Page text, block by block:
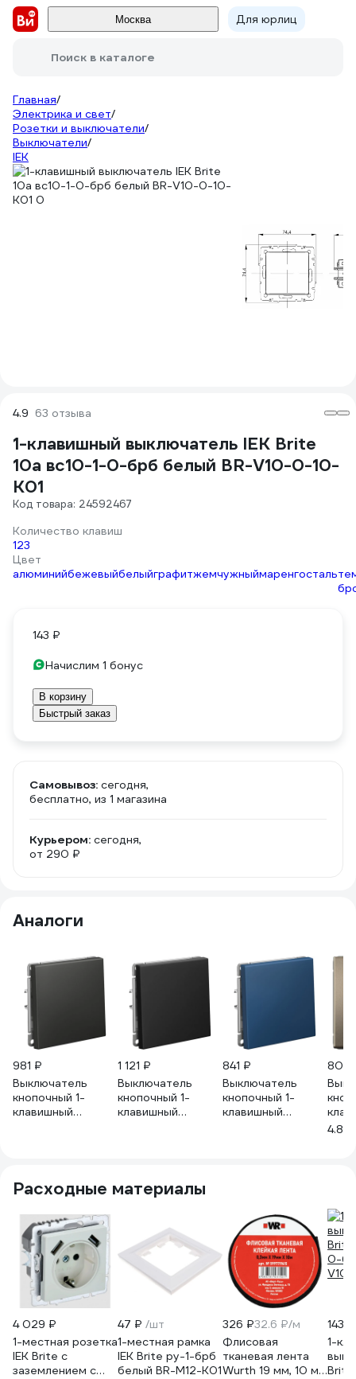
Москва Для юрлиц
Поиск в каталоге
Главная/
Электрика и свет/
Розетки и выключатели/
Выключатели/
IEK
4.9 63 отзыва
1-клавишный выключатель IEK Brite
10а вс10-1-0-брб белый BR-V10-0-10-
K01
Код товара: 24592467
Количество клавиш
123
Цвет
алюминийбежевыйбелыйграфитжемчужныймаренгосталь
143 ₽
Начислим 1 бонус
В корзину
Быстрый заказ
Самовывоз: сегодня,
бесплатно, из 1 магазина
Курьером: сегодня,
от 290 ₽
Аналоги
981 ₽
Выключатель
кнопочный 1-
клавишный
Electric Базальт
GAL001415S
1 121 ₽
Выключатель
кнопочный 1-
клавишный
Electric Карбон
GAL001015S
841 ₽
Выключатель
кнопочный 1-
клавишный
801
4.8
Расходные материалы
4 029 ₽
1-местная розетка
IEK Brite с
заземлением с
47 ₽ /шт
1-местная рамка
IEK Brite ру-1-брб
белый BR-M12-K01
326 ₽32.6 ₽/м
Флисовая
тканевая лента
Wurth 19 мм, 10 м
143 ₽
1-
Brite